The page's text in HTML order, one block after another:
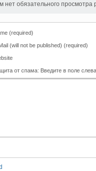
нет обязательного
(required)
(will not be published) (required)
от спама: Введите в поле